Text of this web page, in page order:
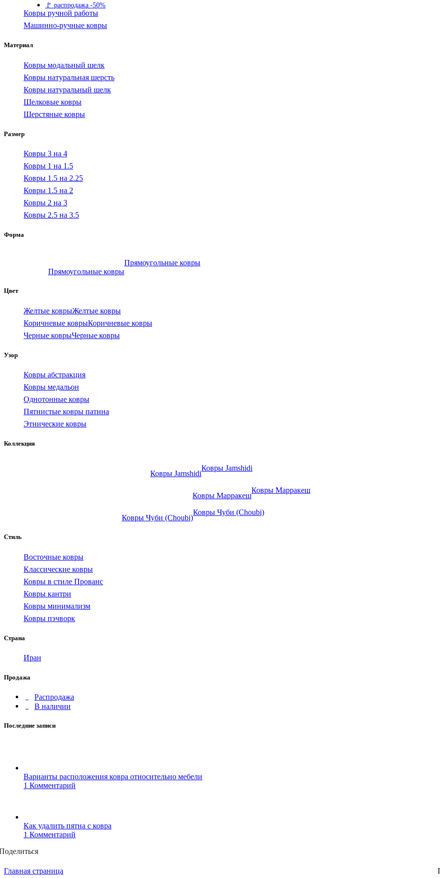
🚩 распродажа -50%
Ковры ручной работы
Машинно-ручные ковры
Материал
Ковры модальный шелк
Ковры натуральная шерсть
Ковры натуральный шелк
Шелковые ковры
Шерстяные ковры
Размер
Ковры 3 на 4
Ковры 1 на 1.5
Ковры 1.5 на 2.25
Ковры 1.5 на 2
Ковры 2 на 3
Ковры 2.5 на 3.5
Форма
Прямоугольные ковры
Прямоугольные ковры
Цвет
Желтые коврыЖелтые ковры
Коричневые коврыКоричневые ковры
Черные коврыЧерные ковры
Узор
Ковры абстракция
Ковры медальон
Однотонные ковры
Пятнистые ковры патина
Этнические ковры
Коллекция
Ковры Jamshidi
Ковры Jamshidi
Ковры Марракеш
Ковры Марракеш
Ковры Чуби (Choubi)
Ковры Чуби (Choubi)
Стиль
Восточные ковры
Классические ковры
Ковры в стиле Прованс
Ковры кантри
Ковры минимализм
Ковры пэчворк
Страна
Иран
Продажа
Распродажа
В наличии
Последние записи
Варианты расположения ковра относительно мебели
1 Комментарий
Как удалить пятна с ковра
1 Комментарий
Главная страница